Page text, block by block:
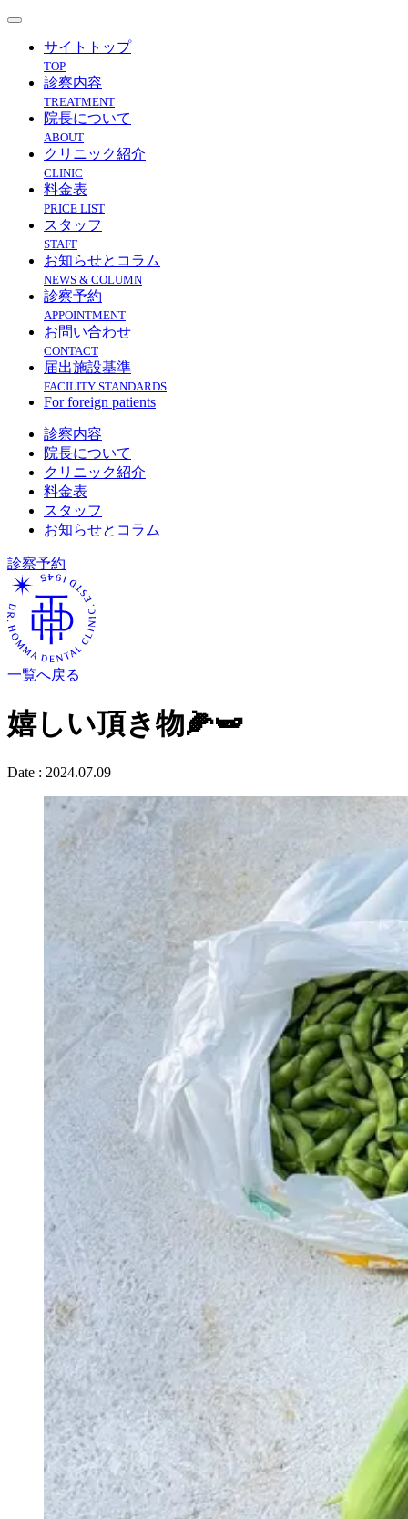
サイトトップ
TOP
診察内容
TREATMENT
院長について
ABOUT
クリニック紹介
CLINIC
料金表
PRICE LIST
スタッフ
STAFF
お知らせとコラム
NEWS & COLUMN
診察予約
APPOINTMENT
お問い合わせ
CONTACT
届出施設基準
FACILITY STANDARDS
For foreign patients
診察内容
院長について
クリニック紹介
料金表
スタッフ
お知らせとコラム
診察予約
一覧へ戻る
嬉しい頂き物🌽🫛
Date : 2024.07.09